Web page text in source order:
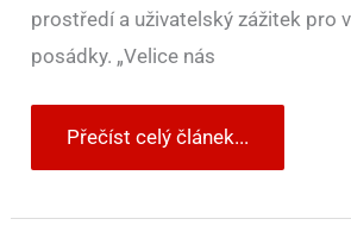
prostředí a uživatelský zážitek pro
posádky. „Velice nás
Přečíst celý článek...